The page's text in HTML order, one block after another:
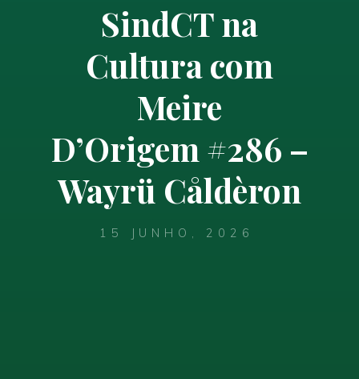
SindCT na
Cultura com
Meire
D’Origem #286 –
Wayrü Cåldèron
15 JUNHO, 2026